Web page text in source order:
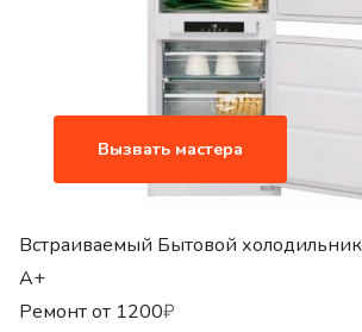
Вызвать мастера
Встраиваемый Бытовой
A+
Ремонт от 1200₽